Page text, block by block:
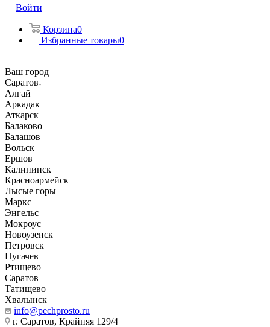
Войти
Корзина0
Избранные товары0
Ваш город
Саратов
Алгай
Аркадак
Аткарск
Балаково
Балашов
Вольск
Ершов
Калининск
Красноармейск
Лысые горы
Маркс
Энгельс
Мокроус
Новоузенск
Петровск
Пугачев
Ртищево
Саратов
Татищево
Хвалынск
info@pechprosto.ru
г. Саратов, Крайняя 129/4